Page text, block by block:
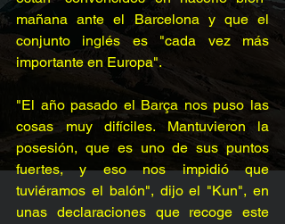
mañana ante el Barcelona y que el
conjunto inglés es "cada vez más
importante en Europa".
"El año pasado el Barça nos puso las
cosas muy difíciles. Mantuvieron la
posesión, que es uno de sus puntos
fuertes, y eso nos impidió que
tuviéramos el balón", dijo el "Kun", en
unas declaraciones que recoge este